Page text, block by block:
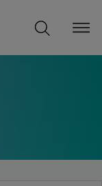
Cerca